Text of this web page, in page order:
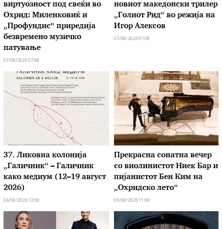
виртуозност под свеќи во
Охрид: Миленковиќ и
„Профундис“ приредија
безвремено музичко
патување
07/08/2026 07:08
новиот македонски трилер
„Голиот Рид“ во режија на
Игор Алексов
07/08/2026 07:08
37. Ликовна колонија
„Галичник“ – Галичник
како медиум (12–19 август
2026)
06/08/2026 12:08
Прекрасна сонатна вечер
со виолинистот Ниек Бар и
пијанистот Бен Ким на
„Охридско лето“
06/08/2026 11:08